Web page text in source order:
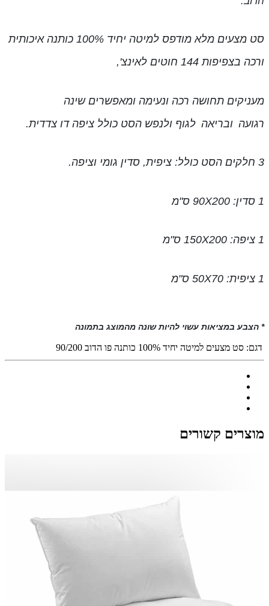
סט מצעים מלא מודפס למיטה יחיד 100% כותנה
איכותית
ורכה בצפיפות 144 חוטים לאינצ',
מעניקים תחושה רכה ונעימה ומאפשרים שינה
רגועה ובריאה לגוף ולנפש הסט כולל ציפה דו צדדית.
3 חלקים הסט כולל: ציפית, סדין גומי וציפה.
1 סדין: 90X200 ס"מ
1 ציפה: 150X200 ס"מ
1 ציפית: 50X70 ס"מ
* הצבע במציאות עשוי להיות שונה מהמוצג בתמונה
דגם: סט מצעים למיטה יחיד 100% כותנה פו הדוב 90/200
מוצרים קשורים